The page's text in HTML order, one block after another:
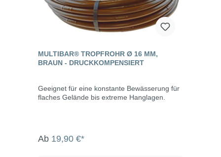
MULTIBAR® TROPFROHR Ø 16 MM,
BRAUN - DRUCKKOMPENSIERT
Geeignet für eine konstante Bewässerung für
flaches Gelände bis extreme Hanglagen.
Ab 19,90 €*